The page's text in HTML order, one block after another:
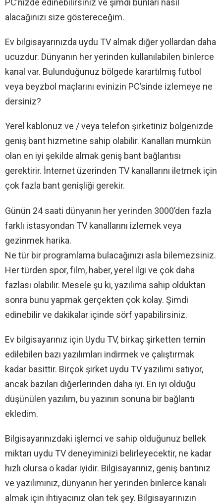
alacağınızı size göstereceğim.
Ev bilgisayarınızda uydu TV almak diğer yollardan daha
ucuzdur. Dünyanın her yerinden kullanılabilen binlerce
kanal var. Bulunduğunuz bölgede karartılmış futbol
veya beyzbol maçlarını evinizin PC’sinde izlemeye ne
dersiniz?
Yerel kablonuz ve / veya telefon şirketiniz bölgenizde
geniş bant hizmetine sahip olabilir. Kanalları mümkün
olan en iyi şekilde almak geniş bant bağlantısı
gerektirir. İnternet üzerinden TV kanallarını iletmek için
çok fazla bant genişliği gerekir.
Günün 24 saati dünyanın her yerinden 3000’den fazla
farklı istasyondan TV kanallarını izlemek veya
gezinmek harika.
Ne tür bir programlama bulacağınızı asla bilemezsiniz.
Her türden spor, film, haber, yerel ilgi ve çok daha
fazlası olabilir. Mesele şu ki, yazılıma sahip olduktan
sonra bunu yapmak gerçekten çok kolay. Şimdi
edinebilir ve dakikalar içinde sörf yapabilirsiniz.
Ev bilgisayarınız için Uydu TV, birkaç şirketten temin
edilebilen bazı yazılımları indirmek ve çalıştırmak
kadar basittir. Birçok şirket uydu TV yazılımı satıyor,
ancak bazıları diğerlerinden daha iyi. En iyi olduğu
düşünülen yazılım, bu yazının sonuna bir bağlantı
ekledim.
Bilgisayarınızdaki işlemci ve sahip olduğunuz bellek
miktarı uydu TV deneyiminizi belirleyecektir, ne kadar
hızlı olursa o kadar iyidir. Bilgisayarınız, geniş bantınız
ve yazılımınız, dünyanın her yerinden binlerce kanalı
almak için ihtiyacınız olan tek şey. Bilgisayarınızın